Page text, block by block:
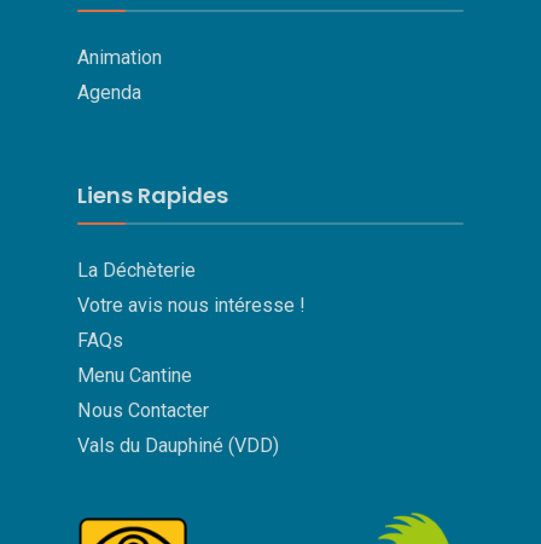
Animation
Agenda
Liens Rapides
La Déchèterie
Votre avis nous intéresse !
FAQs
Menu Cantine
Nous Contacter
Vals du Dauphiné (VDD)